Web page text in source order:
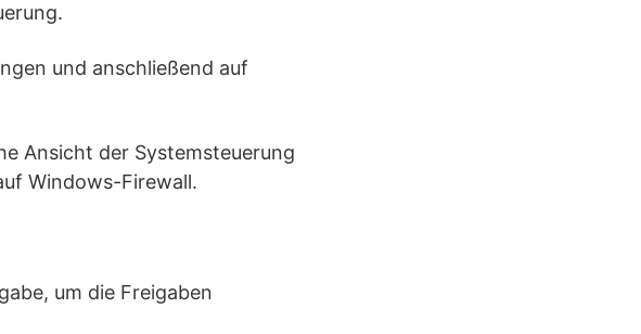
und anschließend auf
Ansicht der Systemsteuerung
Windows-Firewall.
um die Freigaben